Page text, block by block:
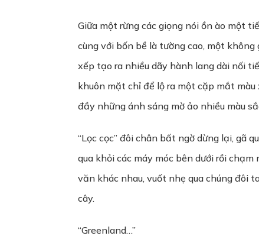
Giữa một rừng các giọng nói ồn ào một
cùng với bốn bề là tường cao, một
xếp tạo ra nhiều dãy hành lang dài nối
khuôn mặt chỉ để lộ ra một cặp mắt
đầy những ánh sáng mờ ảo nhiều màu
“Lọc cọc” đôi chân bất ngờ dừng lại, gã
qua khỏi các máy móc bên dưới rồi
văn khác nhau, vuốt nhẹ qua chúng đôi
cây.
“Greenland…”